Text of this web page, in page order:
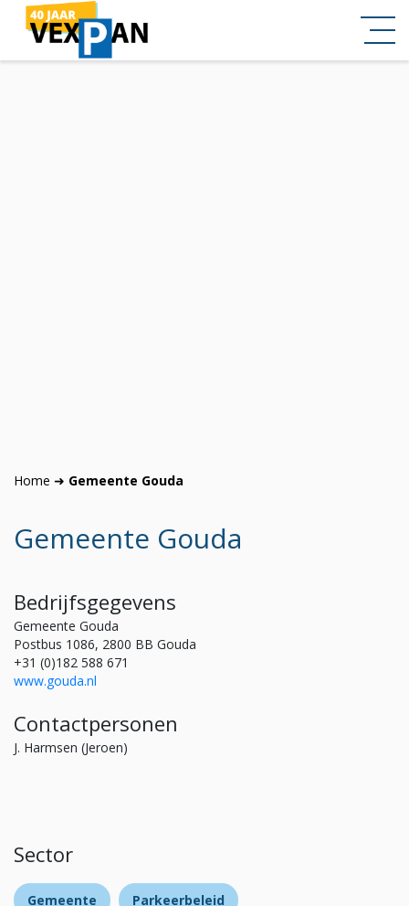
Home ➜ Gemeente Gouda
Gemeente Gouda
Bedrijfsgegevens
Gemeente Gouda
Postbus 1086, 2800 BB Gouda
+31 (0)182 588 671
www.gouda.nl
Contactpersonen
J. Harmsen (Jeroen)
Sector
Gemeente Parkeerbeleid